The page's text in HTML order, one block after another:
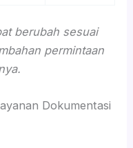
berubah sesuai
permintaan
Dokumentasi